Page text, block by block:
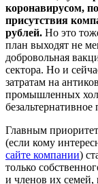
коронавирусом,
присутствия
рублей. Но это
план выходят не
добровольная
сектора. Но и
затратам на
промышленных
безальтернативное
Главным
(если кому
сайте компании)
только
и членов их семей,